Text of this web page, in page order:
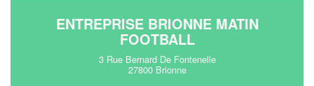
ENTREPRISE BRIONNE MATIN
FOOTBALL
3 Rue Bernard De Fontenelle
27800 Brionne